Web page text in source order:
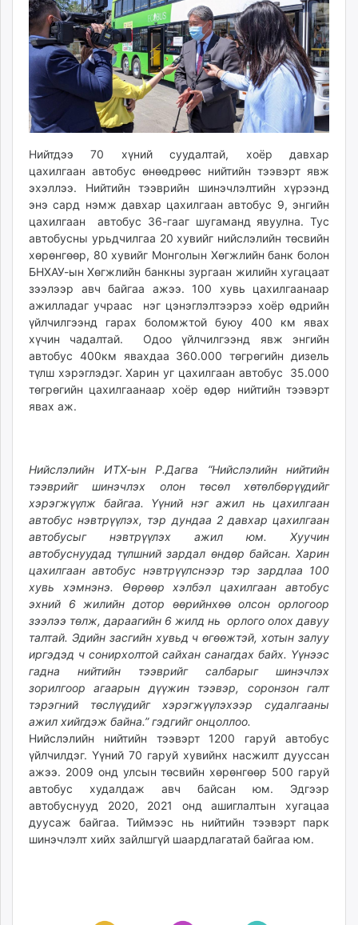
ikon.mn
mnb.mn
Livetv.mn
Eguur.mn
24tsag.mn
shuud.mn
eagle.mn
ergelt.mn
zarig.mn
today.mn
zuv.mn
mminfo.mn
ugluu.mn
urlag.mn
unen.mn
asu.mn
shudarga.mn
shuurhai.mn
unuudur.mn
isee.mn
mglradio.com
tumen.mn
shuum.mn
times.mn
tvmongolia.mn
mass.mn
unegui.mn
assa.mn
toim.mn
tac.mn
paparazzi.mn
unread.today
Нийтдээ 70 хүний суудалтай, хоёр давхар
цахилгаан автобус өнөөдрөөс нийтийн тээвэрт явж
эхэллээ. Нийтийн тээврийн шинэчлэлтийн хүрээнд
энэ сард нэмж давхар цахилгаан автобус 9, энгийн
цахилгаан автобус 36-гааг шугаманд явуулна. Тус
автобусны урьдчилгаа 20 хувийг нийслэлийн төсвийн
хөрөнгөөр, 80 хувийг Монголын Хөгжлийн банк болон
БНХАУ-ын Хөгжлийн банкны зургаан жилийн хугацаат
зээлээр авч байгаа ажээ. 100 хувь цахилгаанаар
ажилладаг учраас нэг цэнэглэлтээрээ хоёр өдрийн
үйлчилгээнд гарах боломжтой буюу 400 км явах
хүчин чадалтай. Одоо үйлчилгээнд явж энгийн
автобус 400км явахдаа 360.000 төгрөгийн дизель
түлш хэрэглэдэг. Харин уг цахилгаан автобус 35.000
төгрөгийн цахилгаанаар хоёр өдөр нийтийн тээвэрт
явах аж.
Нийслэлийн ИТХ-ын Р.Дагва “Нийслэлийн нийтийн
тээврийг шинэчлэх олон төсөл хөтөлбөрүүдийг
хэрэгжүүлж байгаа. Үүний нэг ажил нь цахилгаан
автобус нэвтрүүлэх, тэр дундаа 2 давхар цахилгаан
автобусыг нэвтрүүлэх ажил юм. Хуучин
автобуснуудад түлшний зардал өндөр байсан. Харин
цахилгаан автобус нэвтрүүлснээр тэр зардлаа 100
хувь хэмнэнэ. Өөрөөр хэлбэл цахилгаан автобус
эхний 6 жилийн дотор өөрийнхөө олсон орлогоор
зээлээ төлж, дараагийн 6 жилд нь орлого олох давуу
талтай. Эдийн засгийн хувьд ч өгөөжтэй, хотын залуу
иргэдэд ч сонирхолтой сайхан санагдах байх. Үүнээс
гадна нийтийн тээврийг салбарыг шинэчлэх
зорилгоор агаарын дүүжин тээвэр, соронзон галт
тэрэгний төслүүдийг хэрэгжүүлэхээр судалгааны
ажил хийгдэж байна.” гэдгийг онцоллоо.
Нийслэлийн нийтийн тээвэрт 1200 гаруй автобус
үйлчилдэг. Үүний 70 гаруй хувийнх насжилт дууссан
ажээ. 2009 онд улсын төсвийн хөрөнгөөр 500 гаруй
автобус худалдаж авч байсан юм. Эдгээр
автобуснууд 2020, 2021 онд ашиглалтын хугацаа
дуусаж байгаа. Тиймээс нь нийтийн тээвэрт парк
шинэчлэлт хийх зайлшгүй шаардлагатай байгаа юм.